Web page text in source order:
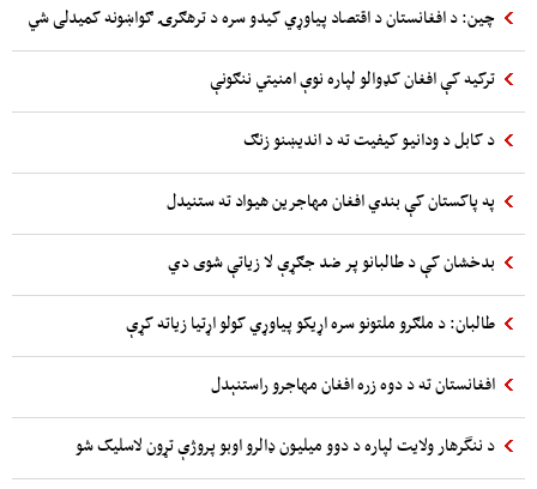
چین: د افغانستان د اقتصاد پیاوړي کیدو سره د ترهګرۍ ګواښونه کمیدلی شي
ترکیه کې افغان کډوالو لپاره نوې امنیتي ننګونې
د کابل د ودانیو کیفیت ته د اندیښنو زنګ
په پاکستان کې بندي افغان مهاجرین هیواد ته ستنیدل
بدخشان کې د طالبانو پر ضد جګړې لا زیاتې شوی دي
طالبان: د ملګرو ملتونو سره اړیکو پیاوړي کولو اړتیا زیاته کړې
افغانستان ته د دوه زره افغان مهاجرو راستنېدل
د ننگرهار ولایت لپاره د دوو میلیون ډالرو اوبو پروژې تړون لاسلیک شو